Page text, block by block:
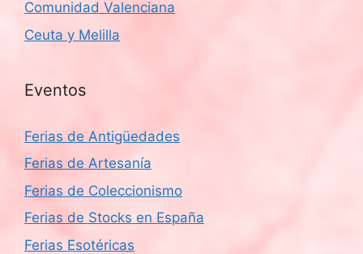
Comunidad Valenciana
Ceuta y Melilla
Eventos
Ferias de Antigüedades
Ferias de Artesanía
Ferias de Coleccionismo
Ferias de Stocks en España
Ferias Esotéricas